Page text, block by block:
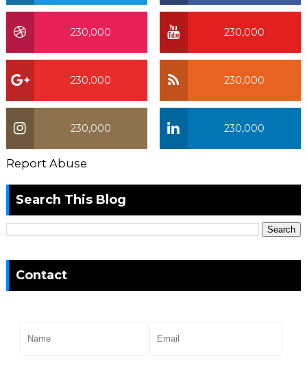
230,000
230,000
230,000
230,000
230,000
230,000
Report Abuse
Search This Blog
Contact